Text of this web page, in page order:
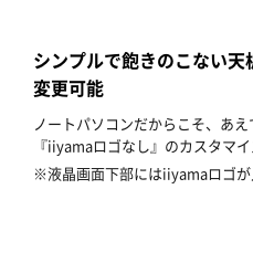
シンプルで飽きのこない
変更可能
ノートパソコンだからこそ、あ
『iiyamaロゴなし』のカスタマ
※液晶画面下部にはiiyamaロゴが